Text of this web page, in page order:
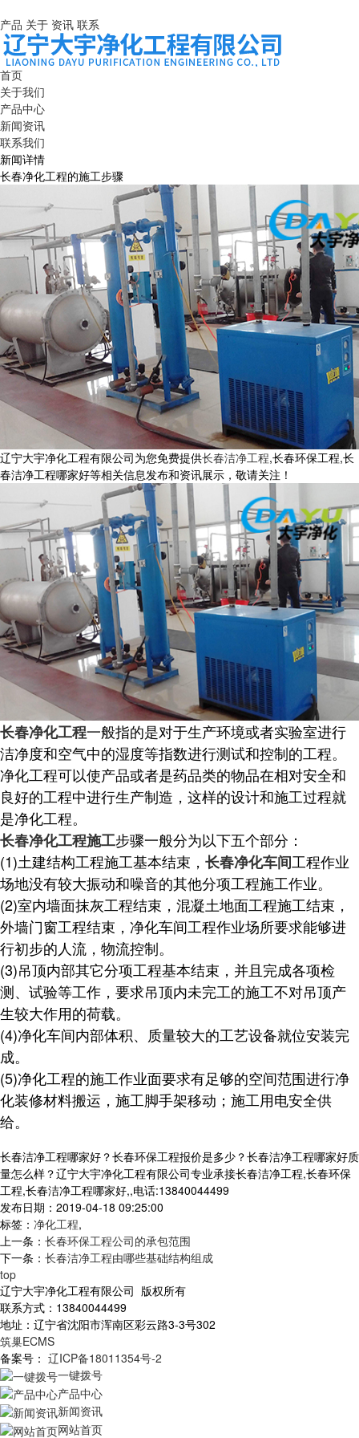
产品 关于 资讯 联系
首页
关于我们
产品中心
新闻资讯
联系我们
新闻详情
长春净化工程的施工步骤
辽宁大宇净化工程有限公司为您免费提供长春洁净工程,长春环保工程,长
春洁净工程哪家好等相关信息发布和资讯展示，敬请关注！
长春净化工程一般指的是对于生产环境或者实验室进行
洁净度和空气中的湿度等指数进行测试和控制的工程。
净化工程可以使产品或者是药品类的物品在相对安全和
良好的工程中进行生产制造，这样的设计和施工过程就
是净化工程。
长春净化工程施工步骤一般分为以下五个部分：
(1)土建结构工程施工基本结束， 长春净化车间工程作业
场地没有较大振动和噪音的其他分项工程施工作业。
(2)室内墙面抹灰工程结束，混凝土地面工程施工结束，
外墙门窗工程结束，净化车间工程作业场所要求能够进
行初步的人流，物流控制。
(3)吊顶内部其它分项工程基本结束，并且完成各项检
测、试验等工作，要求吊顶内未完工的施工不对吊顶产
生较大作用的荷载。
(4)净化车间内部体积、质量较大的工艺设备就位安装完
成。
(5)净化工程的施工作业面要求有足够的空间范围进行净
化装修材料搬运，施工脚手架移动；施工用电安全供
给。
长春洁净工程哪家好？长春环保工程报价是多少？长春洁净工程哪家好质
量怎么样？辽宁大宇净化工程有限公司专业承接长春洁净工程,长春环保
工程,长春洁净工程哪家好,,电话:13840044499
发布日期：2019-04-18 09:25:00
标签： 净化工程,
上一条： 长春环保工程公司的承包范围
下一条： 长春洁净工程由哪些基础结构组成
top
辽宁大宇净化工程有限公司 版权所有
联系方式：13840044499
地址：辽宁省沈阳市浑南区彩云路3-3号302
筑巢ECMS
备案号： 辽ICP备18011354号-2
一键拨号
产品中心
新闻资讯
网站首页